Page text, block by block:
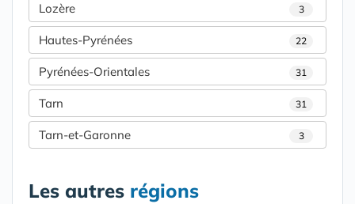
Lozère 3
Hautes-Pyrénées 22
Pyrénées-Orientales 31
Tarn 31
Tarn-et-Garonne 3
Les autres régions